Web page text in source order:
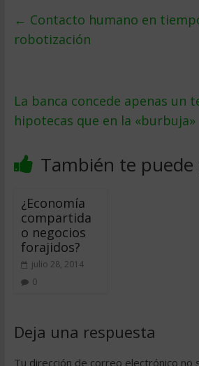
← Contacto humano en
robotización
La banca concede apenas un
hipotecas que en la «burbuja»
También te
¿Economía
compartida
o negocios
forajidos?
julio 28, 2014
0
Deja una respuesta
Tu dirección de correo electrónico no